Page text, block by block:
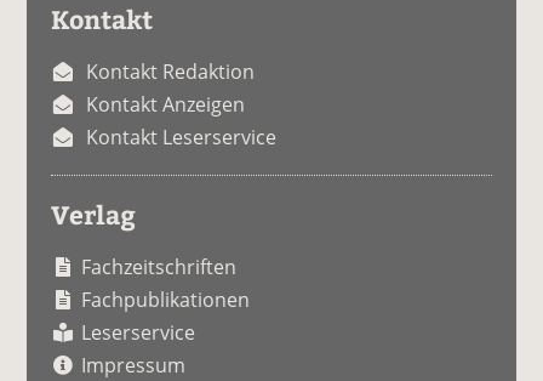
Kontakt
Kontakt Redaktion
Kontakt Anzeigen
Kontakt Leserservice
Verlag
Fachzeitschriften
Fachpublikationen
Leserservice
Impressum